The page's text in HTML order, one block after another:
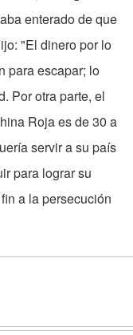
enterado de que
"El dinero por lo
para escapar; lo
Por otra parte, el
Roja es de 30 a
servir a su país
para lograr su
a la persecución